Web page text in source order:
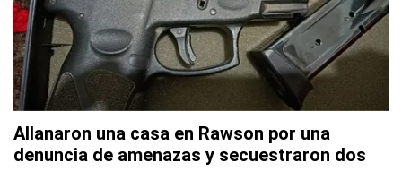
Allanaron una casa en Rawson por una
denuncia de amenazas y secuestraron dos